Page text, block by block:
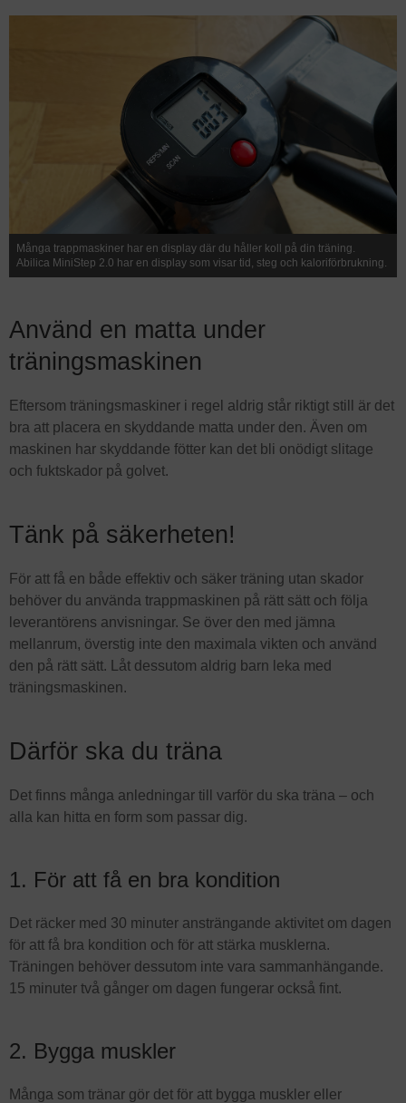
Många trappmaskiner har en display där du håller koll på din träning.
Abilica MiniStep 2.0 har en display som visar tid, steg och kaloriförbrukning.
Använd en matta under
träningsmaskinen
Eftersom träningsmaskiner i regel aldrig står riktigt still är det
bra att placera en skyddande matta under den. Även om
maskinen har skyddande fötter kan det bli onödigt slitage
och fuktskador på golvet.
Tänk på säkerheten!
För att få en både effektiv och säker träning utan skador
behöver du använda trappmaskinen på rätt sätt och följa
leverantörens anvisningar. Se över den med jämna
mellanrum, överstig inte den maximala vikten och använd
den på rätt sätt. Låt dessutom aldrig barn leka med
träningsmaskinen.
Därför ska du träna
Det finns många anledningar till varför du ska träna – och
alla kan hitta en form som passar dig.
1. För att få en bra kondition
Det räcker med 30 minuter ansträngande aktivitet om dagen
för att få bra kondition och för att stärka musklerna.
Träningen behöver dessutom inte vara sammanhängande.
15 minuter två gånger om dagen fungerar också fint.
2. Bygga muskler
Många som tränar gör det för att bygga muskler eller